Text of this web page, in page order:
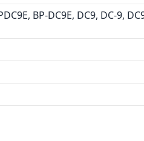
BP-DC9E, DC9, DC-9,